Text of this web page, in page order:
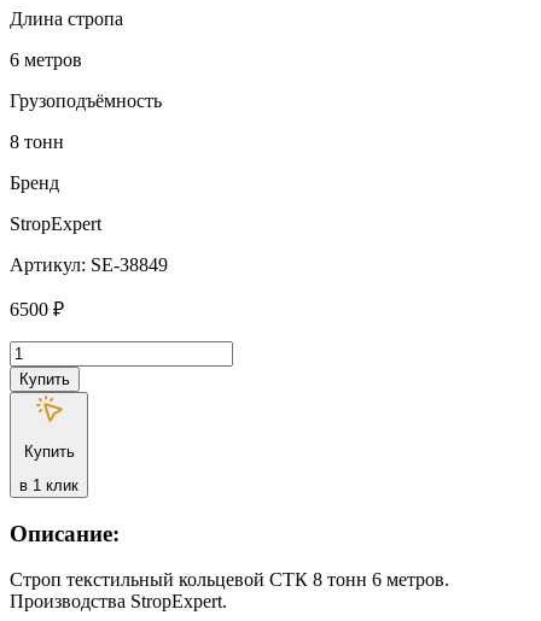
Длина стропа
6 метров
Грузоподъёмность
8 тонн
Бренд
StropExpert
Артикул: SE-38849
6500 ₽
Количество
товара
Строп
текстильный
СТК
StropExpert
8
т
6
Купить
Купить
в 1 клик
Описание:
Строп текстильный кольцевой СТК 8 тонн 6 метров.
Производства StropExpert.